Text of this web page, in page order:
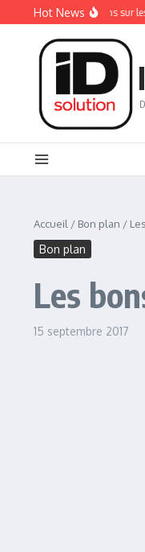
Aller au contenu
Hot News
Les réglementations sur les
Accueil / Bon plan /
Bon plan
Les
15 septembre 2017